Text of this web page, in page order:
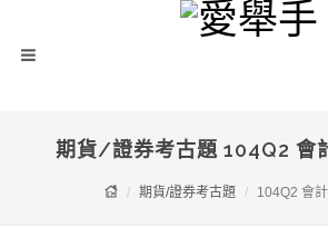
期貨/證券考古題 104Q2 會
期貨/證券考古題 104Q2 會